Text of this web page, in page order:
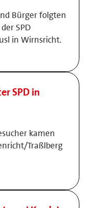
Bürger folgten
SPD
in Wirnsricht.
SPD in
kamen
Traßlberg